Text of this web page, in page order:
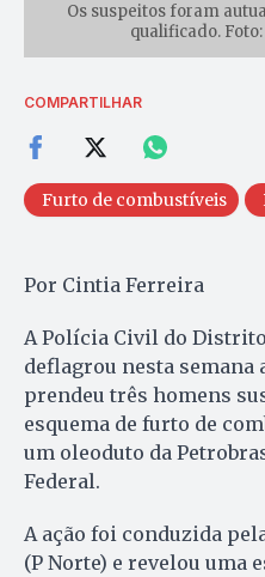
Os suspeitos foram
qualificado.
COMPARTILHAR
Furto de combustíveis
Por Cintia Ferreira
A Polícia Civil do Distrito
deflagrou nesta semana
prendeu três homens
esquema de furto de
um oleoduto da
Federal.
A ação foi conduzida
(P Norte) e revelou uma